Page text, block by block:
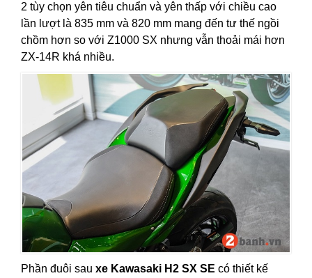
2 tùy chọn yên tiêu chuẩn và yên thấp với chiều cao
lần lượt là 835 mm và 820 mm mang đến tư thế ngồi
chồm hơn so với Z1000 SX nhưng vẫn thoải mái hơn
ZX-14R khá nhiều.
Phần đuôi sau xe Kawasaki H2 SX SE có thiết kế